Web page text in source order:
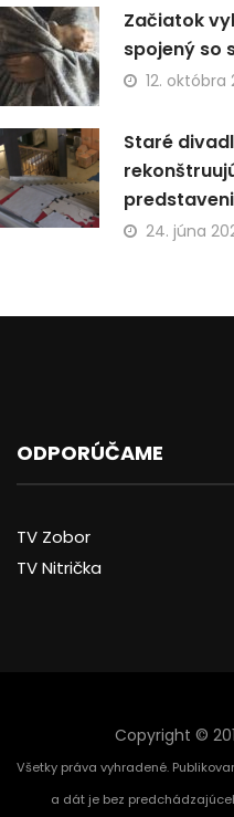
Začiatok
spojený so
12. októbra
Staré
24. júna
ODPORÚČAME
TV Zobor
TV Nitrička
Copyright ©
Všetky práva vyhradené.
a dát je bez